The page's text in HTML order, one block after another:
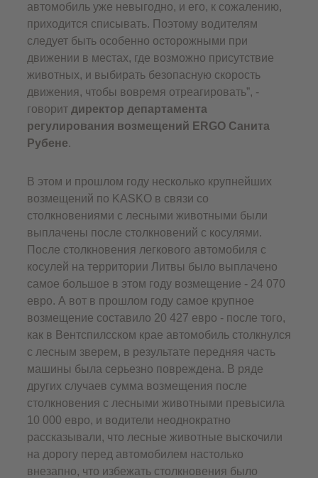
автомобиль уже невыгодно, и его, к сожалению,
приходится списывать. Поэтому водителям
следует быть особенно осторожными при
движении в местах, где возможно присутствие
животных, и выбирать безопасную скорость
движения, чтобы вовремя отреагировать”, -
говорит директор департамента
регулирования возмещений ERGO Санита
Рубене.
В этом и прошлом году несколько крупнейших
возмещений по KASKO в связи со
столкновениями с лесными животными были
выплачены после столкновений с косулями.
После столкновения легкового автомобиля с
косулей на территории Литвы было выплачено
самое большое в этом году возмещение - 24 070
евро. А вот в прошлом году самое крупное
возмещение составило 20 427 евро - после того,
как в Вентспилсском крае автомобиль столкнулся
с лесным зверем, в результате передняя часть
машины была серьезно повреждена. В ряде
других случаев сумма возмещения после
столкновения с лесными животными превысила
10 000 евро, и водители неоднократно
рассказывали, что лесные животные выскочили
на дорогу перед автомобилем настолько
внезапно, что избежать столкновения было